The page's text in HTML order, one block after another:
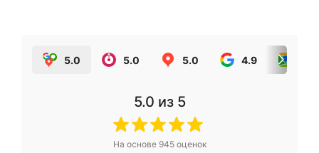
5.0 5.0 5.0 4.9
5.0 из 5
На основе 945оценок